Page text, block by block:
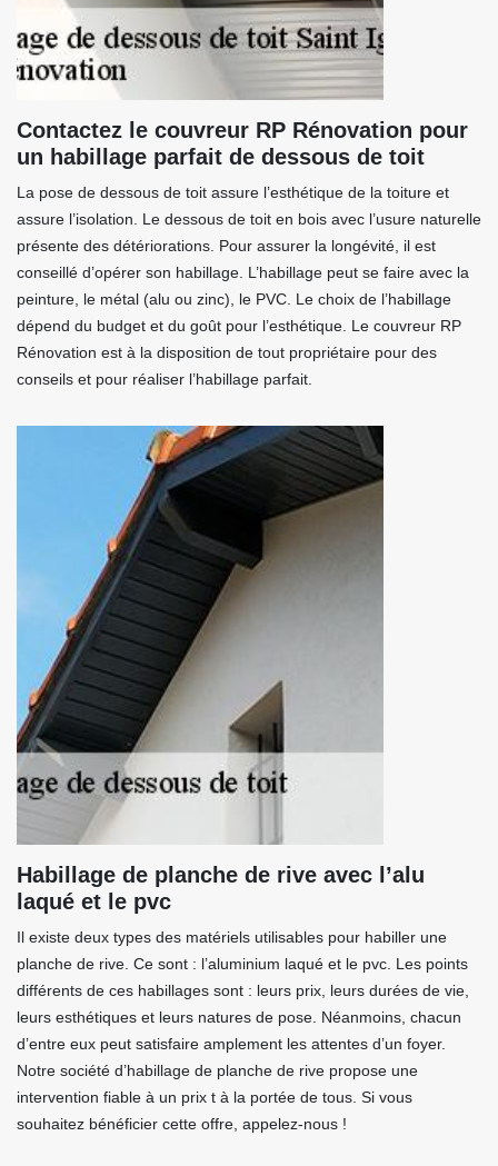
Contactez le couvreur RP Rénovation pour
un habillage parfait de dessous de toit
La pose de dessous de toit assure l’esthétique de la toiture et
assure l’isolation. Le dessous de toit en bois avec l’usure naturelle
présente des détériorations. Pour assurer la longévité, il est
conseillé d’opérer son habillage. L’habillage peut se faire avec la
peinture, le métal (alu ou zinc), le PVC. Le choix de l’habillage
dépend du budget et du goût pour l’esthétique. Le couvreur RP
Rénovation est à la disposition de tout propriétaire pour des
conseils et pour réaliser l’habillage parfait.
Habillage de planche de rive avec l’alu
laqué et le pvc
Il existe deux types des matériels utilisables pour habiller une
planche de rive. Ce sont : l’aluminium laqué et le pvc. Les points
différents de ces habillages sont : leurs prix, leurs durées de vie,
leurs esthétiques et leurs natures de pose. Néanmoins, chacun
d’entre eux peut satisfaire amplement les attentes d’un foyer.
Notre société d’habillage de planche de rive propose une
intervention fiable à un prix t à la portée de tous. Si vous
souhaitez bénéficier cette offre, appelez-nous !